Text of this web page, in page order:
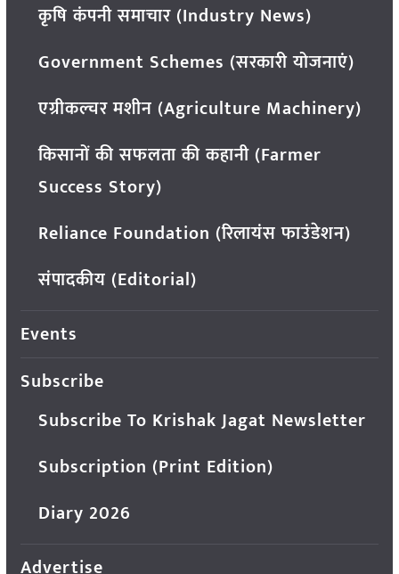
कृषि कंपनी समाचार (Industry News)
Government Schemes (सरकारी योजनाएं)
एग्रीकल्चर मशीन (Agriculture Machinery)
किसानों की सफलता की कहानी (Farmer
Success Story)
Reliance Foundation (रिलायंस फाउंडेशन)
संपादकीय (Editorial)
Events
Subscribe
Subscribe To Krishak Jagat Newsletter
Subscription (Print Edition)
Diary 2026
Advertise